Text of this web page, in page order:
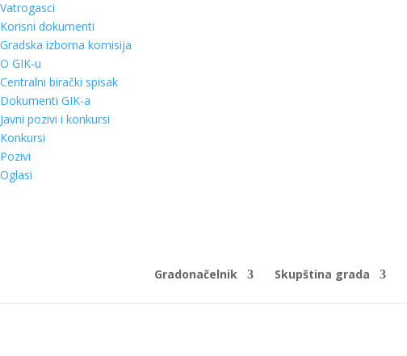
Vatrogasci
Korisni dokumenti
Gradska izborna komisija
O GIK-u
Centralni birački spisak
Dokumenti GIK-a
Javni pozivi i konkursi
Konkursi
Pozivi
Oglasi
Gradonačelnik Skupština grada